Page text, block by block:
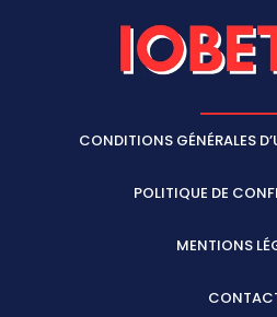
CONDITIONS GÉNÉRALES
POLITIQUE DE
MENTIONS